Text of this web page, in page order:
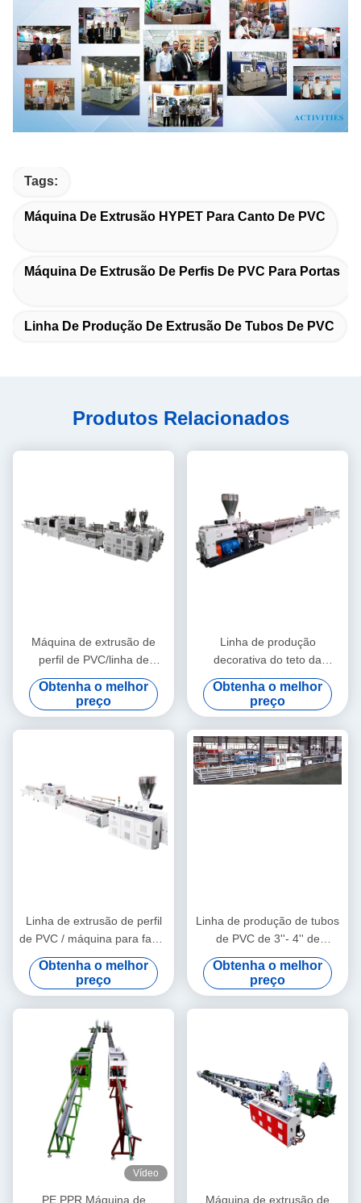
Tags:
Máquina De Extrusão HYPET Para Canto De PVC
Máquina De Extrusão De Perfis De PVC Para Portas
Linha De Produção De Extrusão De Tubos De PVC
Produtos Relacionados
Máquina de extrusão de
perfil de PVC/linha de
extrusão de perfil de PVC
Obtenha o melhor
preço
Linha de produção
decorativa do teto da
máquina da extrusão do
perfil de WPC/WPC
Obtenha o melhor
preço
Linha de extrusão de perfil
de PVC / máquina para fazer
perfil de PVC
Obtenha o melhor
preço
Linha de produção de tubos
de PVC de 3''- 4'' de
qualidade estável com
extrusora de parafuso duplo
cônico HYZS65/132
Obtenha o melhor
preço
Vídeo
PE PPR Máquina de
Máquina de extrusão de